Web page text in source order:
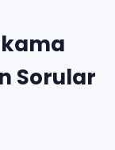
Sorular